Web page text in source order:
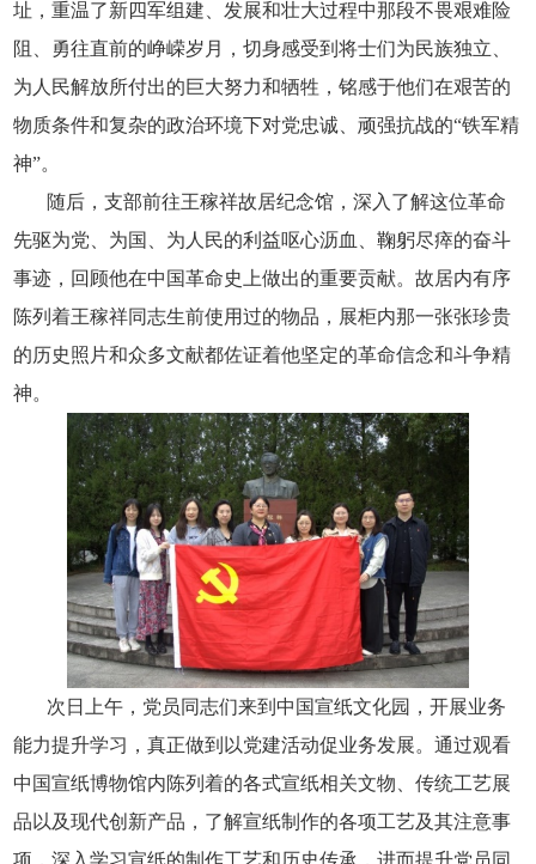
址，重温了新四军组建、发展和壮大过程中那段不畏艰难险
阻、勇往直前的峥嵘岁月，切身感受到将士们为民族独立、
为人民解放所付出的巨大努力和牺牲，铭感于他们在艰苦的
物质条件和复杂的政治环境下对党忠诚、顽强抗战的“铁军精
神”。
随后，支部前往王稼祥故居纪念馆，深入了解这位革命
先驱为党、为国、为人民的利益呕心沥血、鞠躬尽瘁的奋斗
事迹，回顾他在中国革命史上做出的重要贡献。故居内有序
陈列着王稼祥同志生前使用过的物品，展柜内那一张张珍贵
的历史照片和众多文献都佐证着他坚定的革命信念和斗争精
神。
次日上午，党员同志们来到中国宣纸文化园，开展业务
能力提升学习，真正做到以党建活动促业务发展。通过观看
中国宣纸博物馆内陈列着的各式宣纸相关文物、传统工艺展
品以及现代创新产品，了解宣纸制作的各项工艺及其注意事
项，深入学习宣纸的制作工艺和历史传承，进而提升党员同